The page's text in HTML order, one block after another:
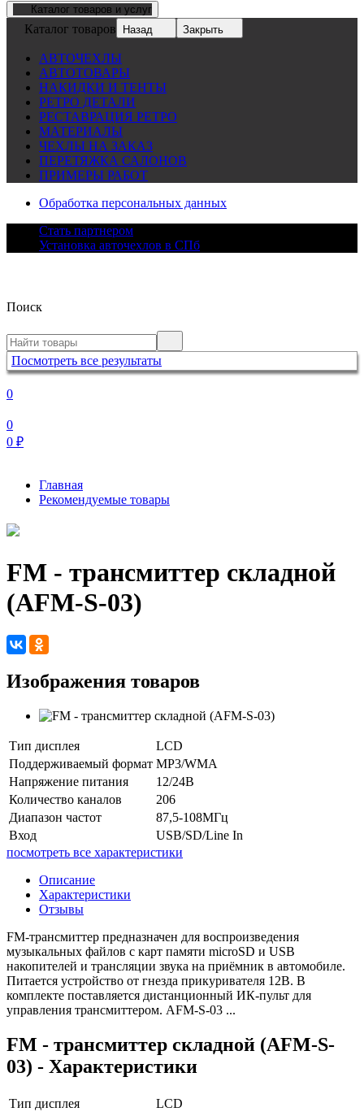
Каталог товаров и услуг
Каталог товаров Назад Закрыть
АВТОЧЕХЛЫ
АВТОТОВАРЫ
НАКИДКИ И ТЕНТЫ
РЕТРО ДЕТАЛИ
РЕСТАВРАЦИЯ РЕТРО
МАТЕРИАЛЫ
ЧЕХЛЫ НА ЗАКАЗ
ПЕРЕТЯЖКА САЛОНОВ
ПРИМЕРЫ РАБОТ
Обработка персональных данных
Стать партнером
Установка авточехлов в СПб
Поиск
Посмотреть все результаты
0
0
0 ₽
Главная
Рекомендуемые товары
FM - трансмиттер складной
(AFM-S-03)
Изображения товаров
Тип дисплея
LCD
Поддерживаемый формат MP3/WMA
Напряжение питания
12/24В
Количество каналов
206
Диапазон частот
87,5-108МГц
Вход
USB/SD/Line In
посмотреть все характеристики
Описание
Характеристики
Отзывы
FM-трансмиттер предназначен для воспроизведения
музыкальных файлов с карт памяти microSD и USB
накопителей и трансляции звука на приёмник в автомобиле.
Питается устройство от гнезда прикуривателя 12В. В
комплекте поставляется дистанционный ИК-пульт для
управления трансмиттером. AFM-S-03 ...
FM - трансмиттер складной (AFM-S-
03) - Характеристики
Тип дисплея
LCD